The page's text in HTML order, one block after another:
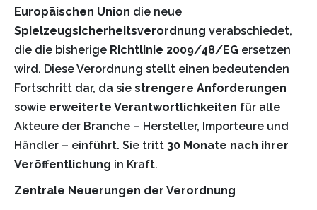
Europäischen Union die neue
Spielzeugsicherheitsverordnung verabschiedet,
die die bisherige Richtlinie 2009/48/EG ersetzen
wird. Diese Verordnung stellt einen bedeutenden
Fortschritt dar, da sie strengere Anforderungen
sowie erweiterte Verantwortlichkeiten für alle
Akteure der Branche – Hersteller, Importeure und
Händler – einführt. Sie tritt 30 Monate nach ihrer
Veröffentlichung in Kraft.
Zentrale Neuerungen der Verordnung